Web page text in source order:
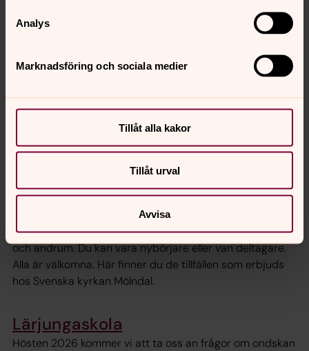
Analys
Marknadsföring och sociala medier
Tillåt alla kakor
Tillåt urval
Avvisa
Gå en kurs för livet eller delta i enkla livsnära samtal!
Stensjöns församlingsläger 2026
september. Tema: Ett läger tillsammans, med Gud,
varandra och i alla åldrar. Anmälan senast 11 september.
Retreat och pilgrim hos Svenska
En retreat eller en pilgrimsvandring är en tid för stillhet
och andrum. Du kan vara nybörjare eller van deltagare.
Alla är välkomna. Här finner du de tillfällen som erbjuds
hos Svenska kyrkan Mölndal.
Lärjungaskola
Hösten 2026 kommer vi att ta oss an frågor om ondskan